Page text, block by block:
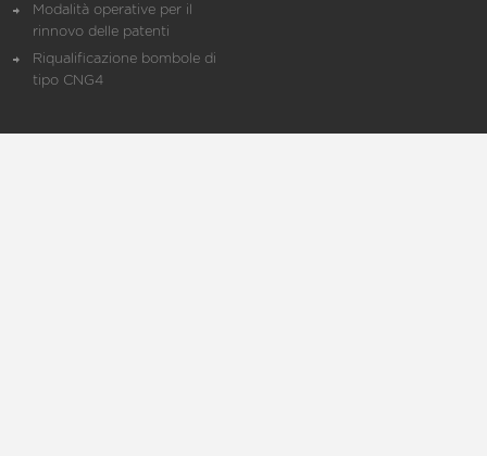
Modalità operative per il
rinnovo delle patenti
Riqualificazione bombole di
tipo CNG4